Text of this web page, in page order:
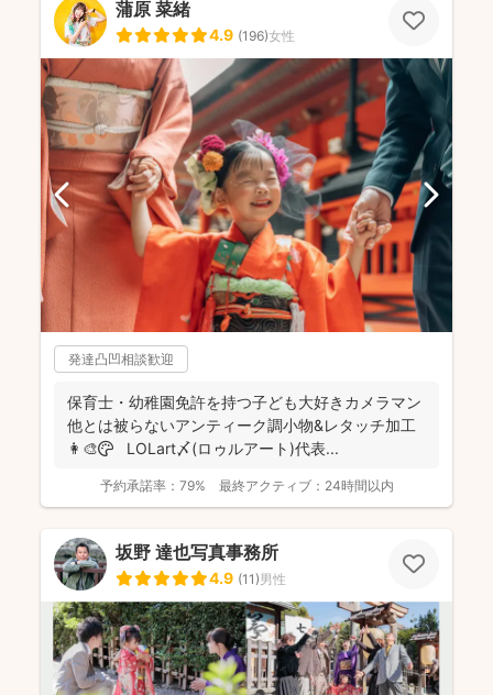
蒲原 菜緒
4.9 (196)女性
発達凸凹相談歓迎
保育士・幼稚園免許を持つ子ども大好きカメラマン
他とは被らないアンティーク調小物&レタッチ加工
👩‍🎨🎨 LOLart〆(ロゥルアート)代表...
予約承諾率： 79% 最終アクティブ： 24時間以内
坂野 達也写真事務所
4.9 (11)男性